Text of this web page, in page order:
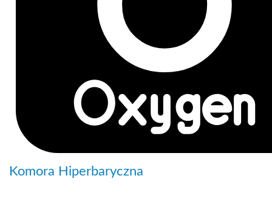
Komora Hiperbaryczna